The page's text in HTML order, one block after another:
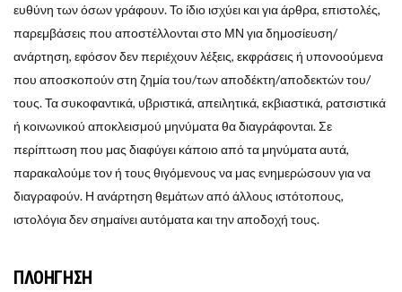
ευθύνη των όσων γράφουν. Το ίδιο ισχύει και για άρθρα, επιστολές,
παρεμβάσεις που αποστέλλονται στο ΜΝ για δημοσίευση/
ανάρτηση, εφόσον δεν περιέχουν λέξεις, εκφράσεις ή υπονοούμενα
που αποσκοπούν στη ζημία του/των αποδέκτη/αποδεκτών του/
τους. Τα συκοφαντικά, υβριστικά, απειλητικά, εκβιαστικά, ρατσιστικά
ή κοινωνικού αποκλεισμού μηνύματα θα διαγράφονται. Σε
περίπτωση που μας διαφύγει κάποιο από τα μηνύματα αυτά,
παρακαλούμε τον ή τους θιγόμενους να μας ενημερώσουν για να
διαγραφούν. Η ανάρτηση θεμάτων από άλλους ιστότοπους,
ιστολόγια δεν σημαίνει αυτόματα και την αποδοχή τους.
ΠΛΟΗΓΗΣΗ